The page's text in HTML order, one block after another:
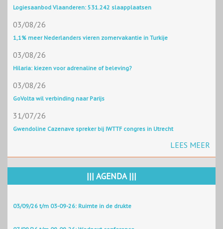
Logiesaanbod Vlaanderen: 531.242 slaapplaatsen
03/08/26
1,1% meer Nederlanders vieren zomervakantie in Turkije
03/08/26
Hilaria: kiezen voor adrenaline of beleving?
03/08/26
GoVolta wil verbinding naar Parijs
31/07/26
Gwendoline Cazenave spreker bij IWTTF congres in Utrecht
LEES MEER
||| AGENDA |||
03/09/26 t/m 03-09-26: Ruimte in de drukte